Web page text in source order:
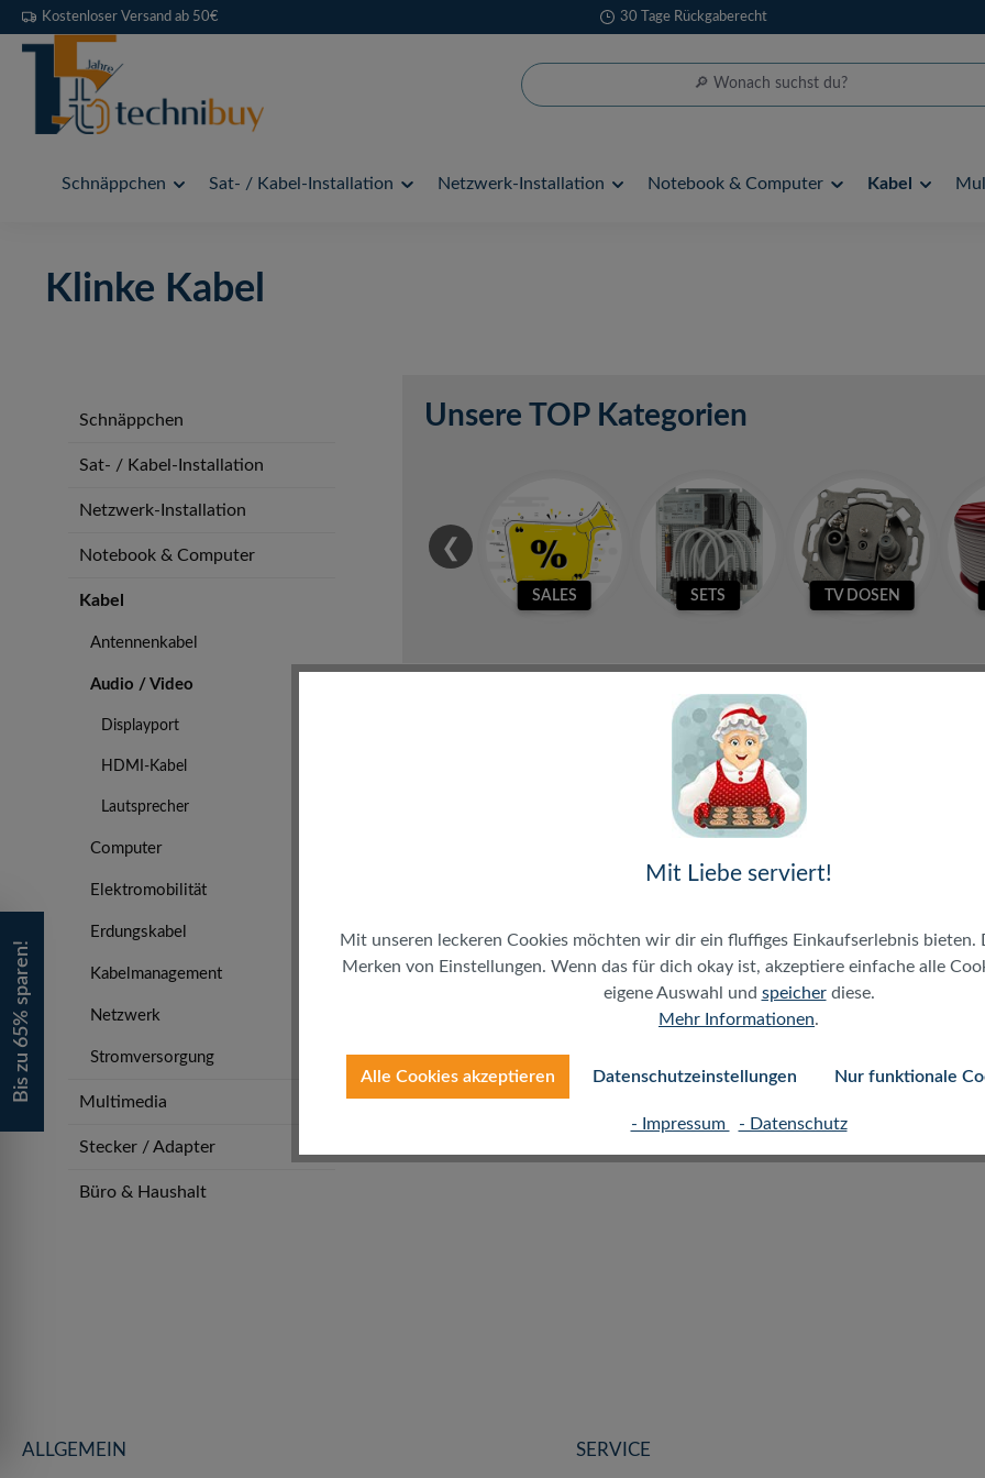
Hauptinhalt springen
Zur Suche springen
Zur Hauptnavigation springen
Kostenloser Versand ab 50€ 30 Tage Rückgaberecht
Schnäppchen Sat- / Kabel-Installation Netzwerk-Installation Notebook & Computer Kabel
Klinke Kabel
Schnäppchen
Sat- / Kabel-Installation
Netzwerk-Installation
Notebook & Computer
Kabel
Antennenkabel
Audio / Video
Displayport
HDMI-Kabel
Lautsprecher
Computer
Elektromobilität
Erdungskabel
Kabelmanagement
Netzwerk
Stromversorgung
Multimedia
Stecker / Adapter
Büro & Haushalt
Unsere TOP Kategorien
❮
SALES SETS TV DOSEN
Audio / Video Klinke
ALLGEMEIN SERVICE
Bis zu 65% sparen!
Mit Liebe serviert!
Mit unseren leckeren Cookies möchten wir dir ein fluffiges Einkaufserlebnis bieten.
Merken von Einstellungen. Wenn das für dich okay ist, akzeptiere einfache alle
eigene Auswahl und speicherdiese.
Mehr Informationen.
Alle Cookies akzeptieren Datenschutzeinstellungen Nur funktionale
- Impressum - Datenschutz